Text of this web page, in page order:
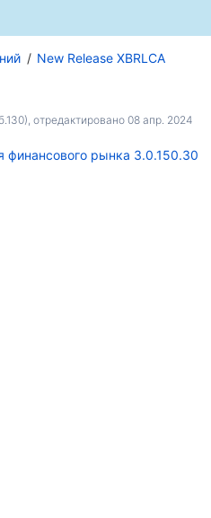
New Release XBRLCA
, отредактировано 08 апр. 2024
финансового рынка 3.0.150.30